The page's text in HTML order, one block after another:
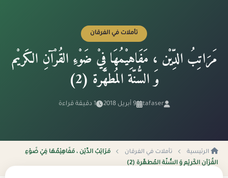
تأملات في الفرقان
مَرَاتِبُ الدِّيْن ، مَفَاهِيْمُهَا فِيْ ضَوْءِ القُرْآنِ الكَريْم
وَ السُّنّة المُطهَّرة (2)
tafaser 9 أبريل 2018 1 دقيقة قراءة
الرئيسية تأملات في الفرقان
مَرَاتِبُ الدِّيْن ، مَفَاهِيْمُهَا فِيْ ضَوْءِ
القُرْآنِ الكَريْم وَ السُّنّة المُطهَّرة (2)